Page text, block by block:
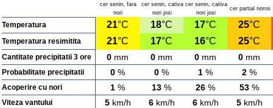
cer senin, fara
nori
cer senin, cativa
nori josi
cer senin, cativa
nori josi
cer partial noros
Temperatura 21°C 18°C 17°C 25°C
Temperatura resimitita 21°C 17°C 16°C 25°C
Cantitate precipitatii 3 ore 0 mm 0 mm 0 mm 0 mm
Probabilitate precipitatii 0 % 0 % 1 % 2 %
Acoperire cu nori 1 % 13 % 26 % 53 %
Viteza vantului 5km/h 6km/h 6km/h 5km/h